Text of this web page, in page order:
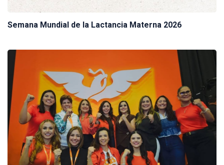
Semana Mundial de la Lactancia Materna 2026